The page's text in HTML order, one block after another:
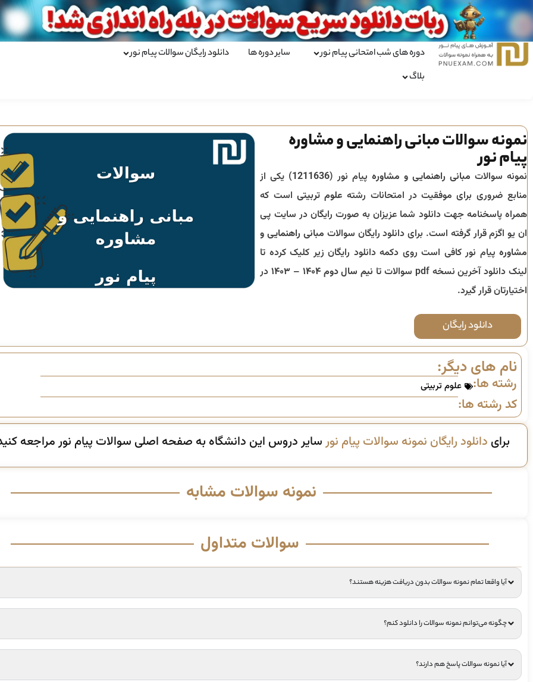
دوره های شب امتحانی پیام نور سایر دوره ها
دانلود رایگان سوالات پیام نور
بلاگ
نمونه سوالات مبانی راهنمایی و مشاوره
پیام نور
نمونه سوالات مبانی راهنمایی و مشاورهپیام نور (1211636) یکی از
منابع ضروری برای موفقیت در امتحانات رشته علوم تربیتی است که
همراه پاسخنامه جهت دانلود شما عزیزان به صورت رایگان در سایت پی
ان یو اگزم قرار گرفته است. برای دانلود رایگان سوالات مبانی راهنمایی و
مشاوره پیام نور کافی است روی دکمه دانلود رایگان زیر کلیک کرده تا
لینک دانلود آخرین نسخه pdf سوالات تا
نیم سال دوم ۱۴۰۴ – ۱۴۰۳
در
اختیارتان قرار گیرد.
دانلود رایگان
نام های دیگر:
رشته ها: علوم تربیتی
کد رشته ها:
برای دانلود رایگان نمونه سوالات پیام نورسایر دروس این دانشگاه به صفحه اصلی سوالات پیام نور مراجعه
نمونه سوالات مشابه
سوالات متداول
آیا واقعا تمام نمونه سوالات بدون دریافت هزینه هستند؟
چگونه می‌توانم نمونه سوالات را دانلود کنم؟
آیا نمونه سوالات پاسخ هم دارند؟